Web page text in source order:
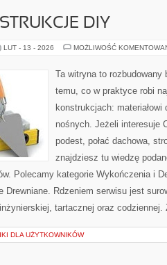
DIY
LUT - 13 - 2026 MOŻLIWOŚĆ
Ta witryna to rozbudowany
temu, co w praktyce robi
konstrukcjach:
nośnych. Jeżeli interesuje
podest, połać dachowa,
znajdziesz tu wiedzę
Polecamy kategorie Wykończenia i
Drewniane. Rdzeniem serwisu jest
tartacznej oraz
DLA UŻYTKOWNIKÓW